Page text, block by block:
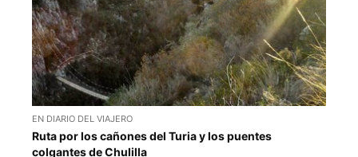
EN DIARIO DEL VIAJERO
Ruta por los cañones del Turia y los puentes
colgantes de Chulilla